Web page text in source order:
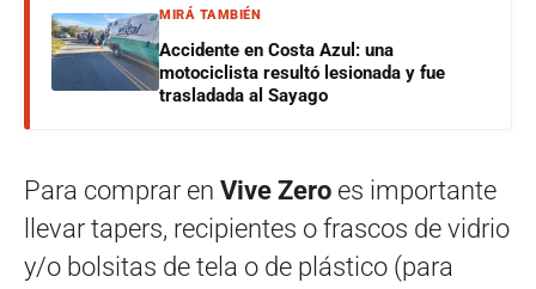
MIRÁ TAMBIÉN
Accidente en Costa Azul: una
motociclista resultó lesionada y fue
trasladada al Sayago
Para comprar en Vive Zero es importante
llevar tapers, recipientes o frascos de vidrio
y/o bolsitas de tela o de plástico (para